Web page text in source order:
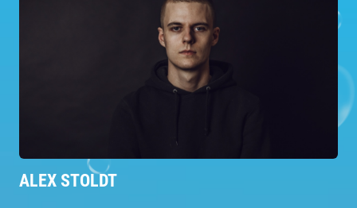
ALEX STOLDT